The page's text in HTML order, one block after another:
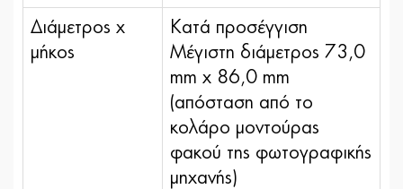
Διάμετρος x
μήκος
Κατά προσέγγιση
Μέγιστη διάμετρος 73,0
mm x 86,0 mm
(απόσταση από το
κολάρο μοντούρας
φακού της φωτογραφικής
μηχανής)